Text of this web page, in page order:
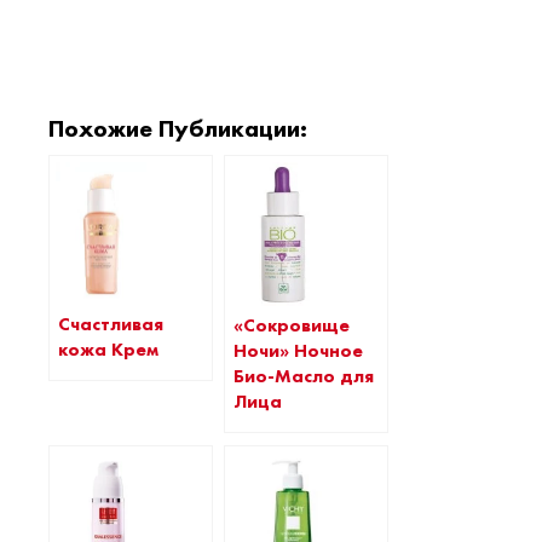
Похожие Публикации:
Счастливая
кожа Крем
«Сокровище
Ночи» Ночное
Био-Масло для
Лица